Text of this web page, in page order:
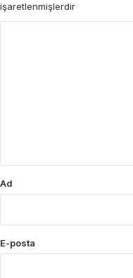
işaretlenmişlerdir
Ad
E-posta